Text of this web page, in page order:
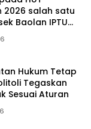
dengan
ini terlalu berat
HUT
salah satu